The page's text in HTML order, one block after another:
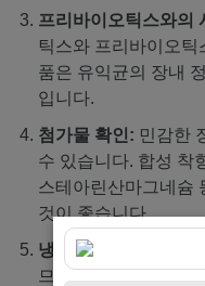
프리바이오틱스와의
틱스와 프리바이오틱
품은 유익균의 장내
입니다.
첨가물 확인: 민감한
수 있습니다. 합성 착
스테아린산마그네슘
것이 좋습니다.
냉장 보관 유무 및 포
므로, 냉장 보관이 필